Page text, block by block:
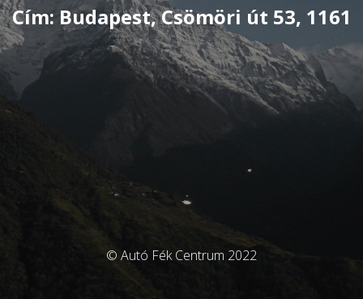
Cím: Budapest, Csömöri út 53, 1161
© Autó Fék Centrum 2022